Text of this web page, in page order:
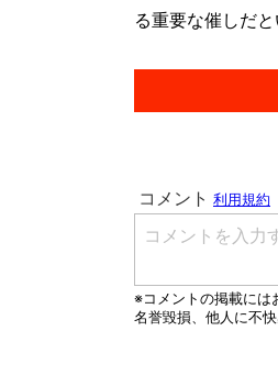
る重要な催しだと